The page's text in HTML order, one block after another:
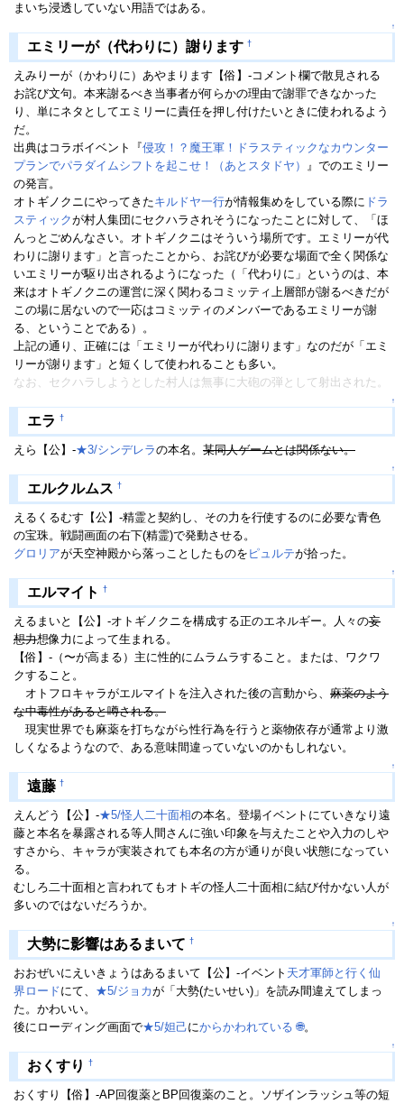
まいち浸透していない用語ではある。
↑
エミリーが（代わりに）謝ります †
えみりーが（かわりに）あやまります【俗】-コメント欄で散見される
お詫び文句。本来謝るべき当事者が何らかの理由で謝罪できなかった
り、単にネタとしてエミリーに責任を押し付けたいときに使われるよう
だ。
出典はコラボイベント『侵攻！？魔王軍！ドラスティックなカウンター
プランでパラダイムシフトを起こせ！（あとスタドヤ） 』でのエミリー
の発言。
オトギノクニにやってきたキル ドヤ一行が情報集めをしている際に ドラ
スティックが村人集団にセクハラされそうになったことに対して、「ほ
んっとごめんなさい。オトギノクニはそういう場所です。エミリーが代
わりに謝ります」と言ったことから、お詫びが必要な場面で全く関係な
いエミリーが駆り出されるようになった（「代わりに」というのは、本
来はオトギノクニの運営に深く関わるコミッティ上層部が謝るべきだが
この場に居ないので一応はコミッティのメンバーであるエミリーが謝
る、ということである）。
上記の通り、正確には「エミリーが代わりに謝ります」なのだが「エミ
リーが謝ります」と短くして使われることも多い。
なお、セクハラしようとした村人は無事に大砲の弾として射出された。
↑
エラ †
えら【公】-★3/シンデレラの本名。 某同人ゲームとは関係ない。
↑
エルクルムス †
えるくるむす【公】-精霊と契約し、その力を行使するのに必要な青色
の宝珠。戦闘画面の右下(精霊)で発動させる。
グロリアが天空神殿から落っことしたものを ピュルテが拾った。
↑
エルマイト †
えるまいと【公】-オトギノクニを構成する正のエネルギー。人々の妄
想力想像力によって生まれる。
【俗】-（〜が高まる）主に性的にムラムラすること。または、ワクワ
クすること。
オトフロキャラがエルマイトを注入された後の言動から、 麻薬のよう
な中毒性があると噂される。
現実世界でも麻薬を打ちながら性行為を行うと薬物依存が通常より激
しくなるようなので、ある意味間違っていないのかもしれない。
↑
遠藤 †
えんどう【公】-★5/怪人二十面相の本名。登場イベントにていきなり遠
藤と本名を暴露される等人間さんに強い印象を与えたことや入力のしや
すさから、キャラが実装されても本名の方が通りが良い状態になってい
る。
むしろ二十面相と言われてもオトギの怪人二十面相に結び付かない人が
多いのではないだろうか。
↑
大勢に影響はあるまいて †
おおぜいにえいきょうはあるまいて【公】-イベント 天才軍師と行く仙
界ロードにて、 ★5/ジョカが「大勢(たいせい)」を読み間違えてしまっ
た。かわいい。
後にローディング画面で★5/妲己にからかわれている 🌐。
↑
おくすり †
おくすり【俗】-AP回復薬とBP回復薬のこと。ソザインラッシュ等の短